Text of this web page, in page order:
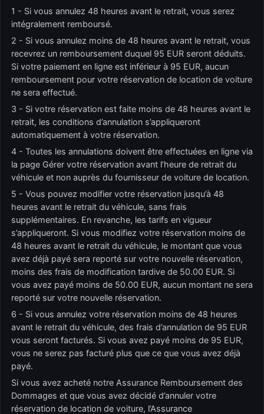
1 - Si vous annulez 48 heures avant le retrait, vous serez
intégralement remboursé.
2 - Si vous annulez moins de 48 heures avant le retrait, vous
recevrez un remboursement duquel 95 EUR seront déduits.
Si votre paiement en ligne est inférieur à 95 EUR, aucun
remboursement pour votre réservation de location de voiture
ne sera effectué.
3 - Si votre réservation est faite moins de 48 heures avant le
retrait, les conditions d’annulation s’appliqueront
automatiquement à votre réservation.
4 - Toutes les annulations doivent être effectuées en ligne via
la page Gérer votre réservation avant l’heure de retrait du
véhicule et non auprès du fournisseur de voiture de location.
5 - Vous pouvez modifier votre réservation jusqu’à 48
heures avant le retrait du véhicule, sans frais
supplémentaires. En revanche, les tarifs en vigueur
s’appliqueront. Si vous modifiez votre réservation moins de
48 heures avant le retrait du véhicule, le montant que vous
avez déjà payé sera reporté sur votre nouvelle réservation,
moins des frais de modification tardive de 50.00 EUR. Si
vous avez payé moins de 50.00 EUR, aucun montant ne sera
reporté sur votre nouvelle réservation.
6 - Si vous annulez votre réservation moins de 48 heures
avant le retrait du véhicule, des frais d’annulation de 95 EUR
vous seront facturés. Si vous avez payé moins de 95 EUR,
vous ne serez pas facturé plus que ce que vous avez déjà
payé.
Si vous avez acheté notre Assurance Remboursement des
Dommages et que vous avez décidé d’annuler votre
réservation de location de voiture, l’Assurance